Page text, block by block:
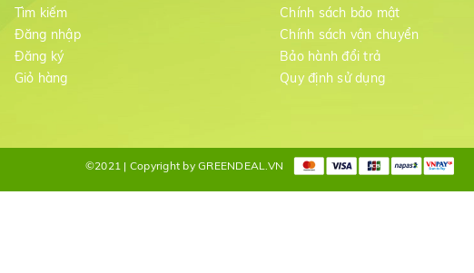
Tìm kiếm
Đăng nhập
Đăng ký
Giỏ hàng
Chính sách bảo mật
Chính sách vận chuyển
Bảo hành đổi trả
Quy định sử dụng
©2021 | Copyright by GREENDEAL.VN